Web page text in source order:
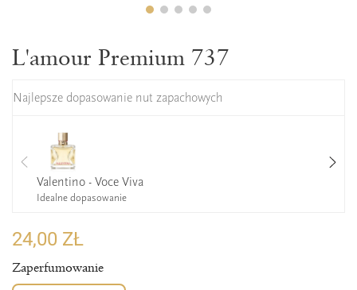
L'amour Premium 737
Najlepsze dopasowanie nut zapachowych
Valentino - Voce Viva
Idealne dopasowanie
24,00 ZŁ
Zaperfumowanie